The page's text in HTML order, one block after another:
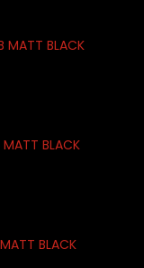
BLACK
BLACK
BLACK